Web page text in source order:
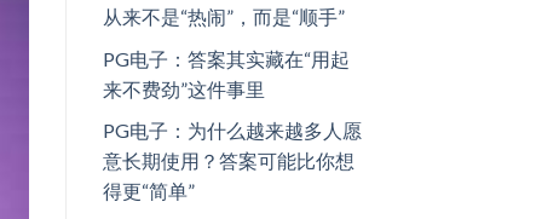
从来不是“热闹”，而是“顺手”
PG电子：答案其实藏在“用起
来不费劲”这件事里
PG电子：为什么越来越多人愿
意长期使用？答案可能比你想
得更“简单”